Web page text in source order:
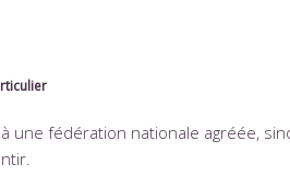
à une fédération nationale agréée,